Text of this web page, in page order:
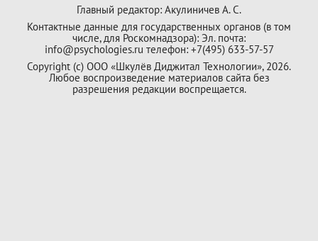
Главный редактор: Акулиничев А. С.
Контактные данные для государственных органов (в том
числе, для Роскомнадзора): Эл. почта:
info@psychologies.ru телефон: +7(495) 633-57-57
Copyright (с) ООО «Шкулёв Диджитал Технологии», 2026.
Любое воспроизведение материалов сайта без
разрешения редакции воспрещается.